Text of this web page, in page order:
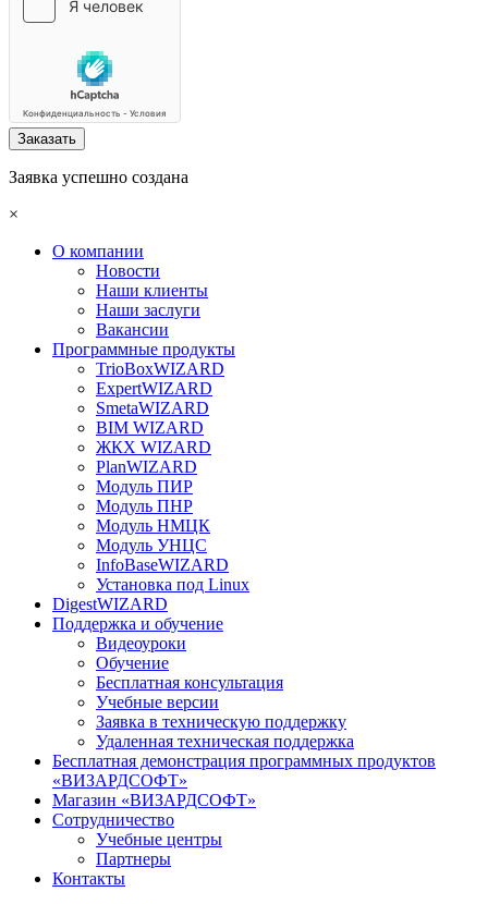
Заказать
Заявка успешно создана
×
О компании
Новости
Наши клиенты
Наши заслуги
Вакансии
Программные продукты
TrioBoxWIZARD
ExpertWIZARD
SmetaWIZARD
BIM WIZARD
ЖКХ WIZARD
PlanWIZARD
Модуль ПИР
Модуль ПНР
Модуль НМЦК
Модуль УНЦС
InfoBaseWIZARD
Установка под Linux
DigestWIZARD
Поддержка и обучение
Видеоуроки
Обучение
Бесплатная консультация
Учебные версии
Заявка в техническую поддержку
Удаленная техническая поддержка
Бесплатная демонстрация программных продуктов
«ВИЗАРДСОФТ»
Магазин «ВИЗАРДСОФТ»
Сотрудничество
Учебные центры
Партнеры
Контакты